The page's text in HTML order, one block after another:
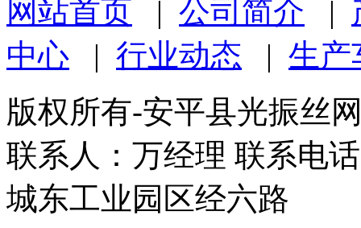
网站首页 | 公司简介 |
中心 | 行业动态 | 生产
版权所有-安平县光振丝
联系人：万经理 联系电
城东工业园区经六路